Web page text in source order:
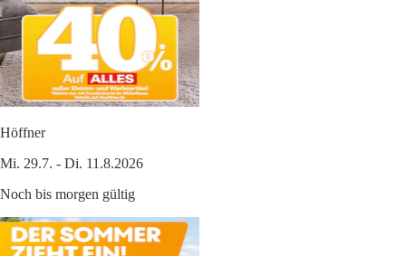
Höffner
Mi. 29.7. - Di. 11.8.2026
Noch bis morgen gültig